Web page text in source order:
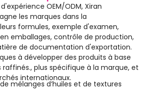
OEM/ODM, Xiran
les marques dans la
formules, exemple d'examen,
emballages, contrôle de production,
de documentation d'exportation.
à développer des produits à base
raffinés., plus spécifique à la marque, et
internationaux.
mélanges d’huiles et de textures